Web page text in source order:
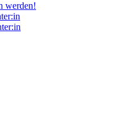
werden!